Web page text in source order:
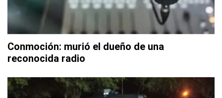
Conmoción: murió el dueño de una
reconocida radio